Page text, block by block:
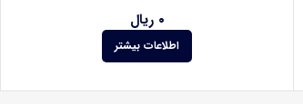
۰ ریال
اطلاعات بیشتر